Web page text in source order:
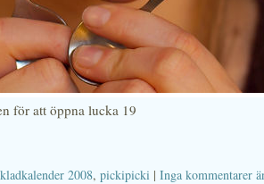
för att öppna lucka 19
2008, pickipicki | Inga kommentarer